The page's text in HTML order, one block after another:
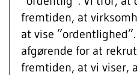
fremtiden, at
at vise
afgørende for at
fremtiden, at vi viser,